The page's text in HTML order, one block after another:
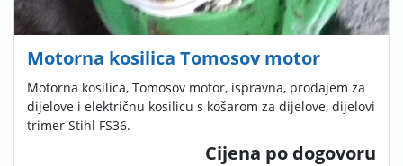
Motorna kosilica Tomosov motor
Motorna kosilica, Tomosov motor, ispravna, prodajem za
dijelove i električnu kosilicu s košarom za dijelove, dijelovi
trimer Stihl FS36.
Cijena po dogovoru